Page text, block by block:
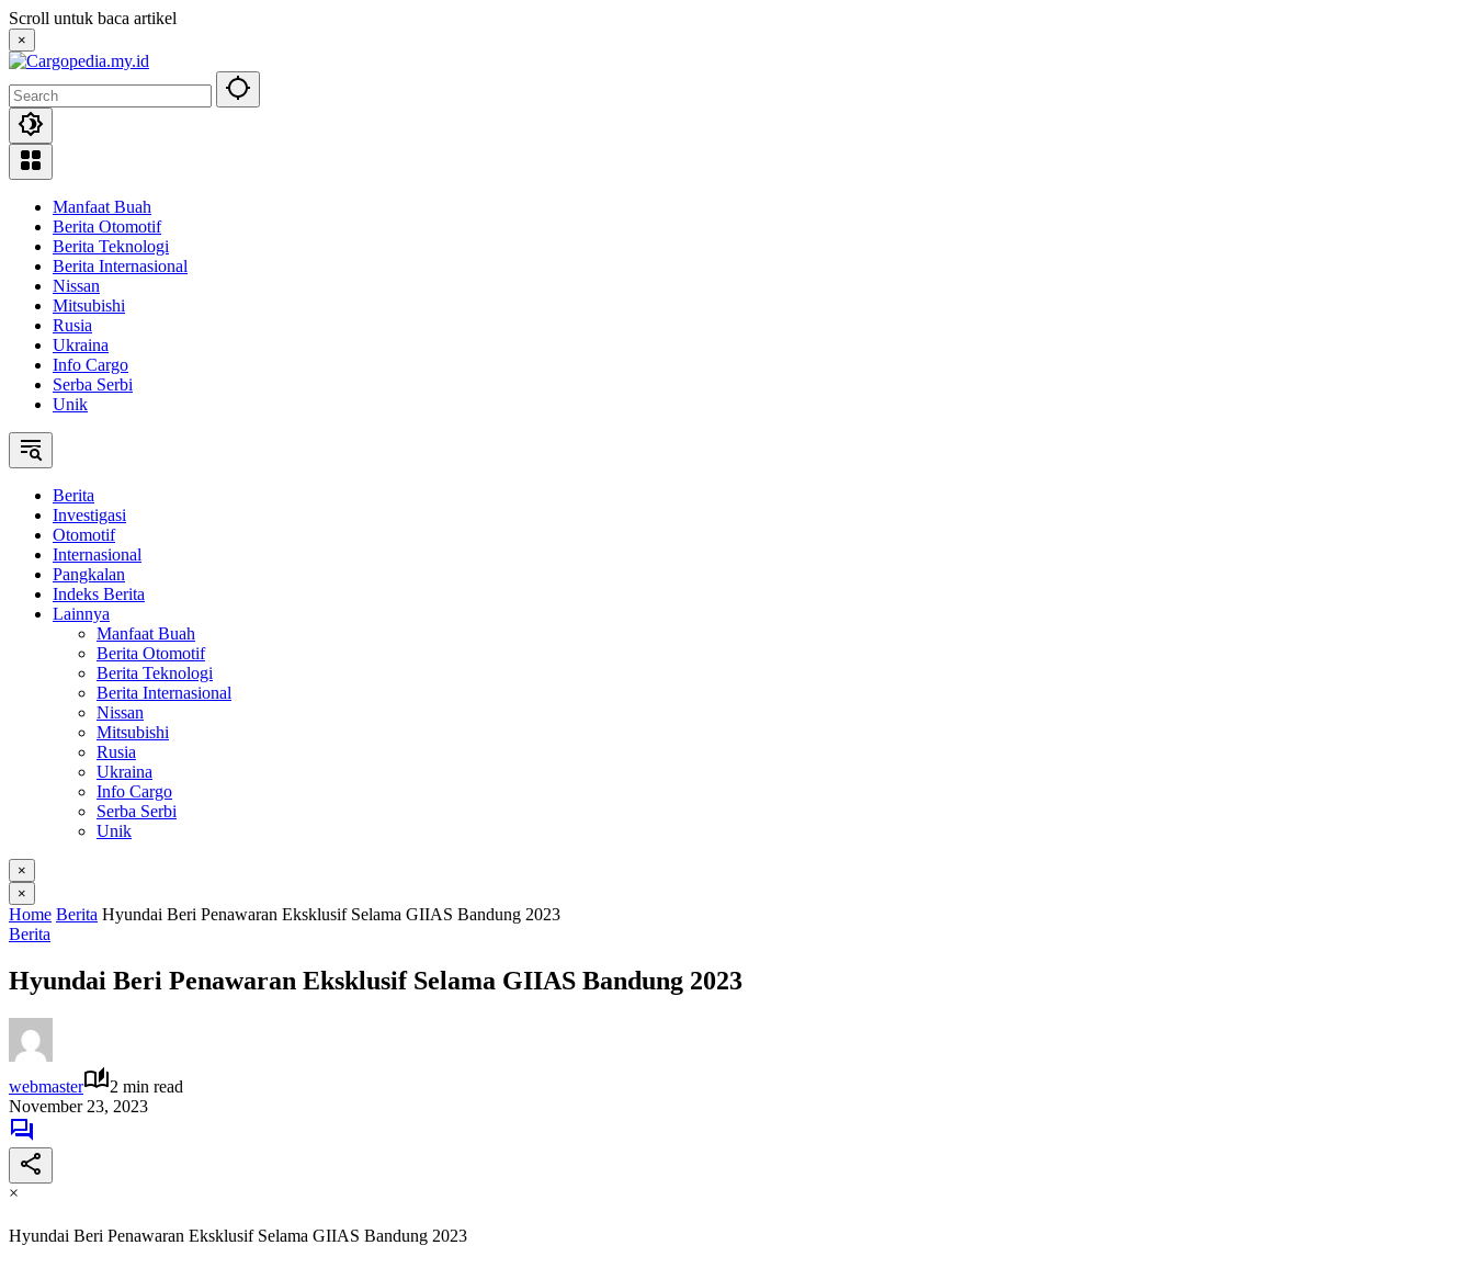
Skip
to
content
Scroll untuk baca artikel
×
Manfaat Buah
Berita Otomotif
Berita Teknologi
Berita Internasional
Nissan
Mitsubishi
Rusia
Ukraina
Info Cargo
Serba Serbi
Unik
Berita
Investigasi
Otomotif
Internasional
Pangkalan
Indeks Berita
Lainnya
Manfaat Buah
Berita Otomotif
Berita Teknologi
Berita Internasional
Nissan
Mitsubishi
Rusia
Ukraina
Info Cargo
Serba Serbi
Unik
×
×
Home Berita Hyundai Beri Penawaran Eksklusif Selama GIIAS Bandung 2023
Berita
Hyundai Beri Penawaran Eksklusif Selama GIIAS Bandung 2023
webmaster
2 min read
November 23, 2023
×
Hyundai Beri Penawaran Eksklusif Selama GIIAS Bandung 2023